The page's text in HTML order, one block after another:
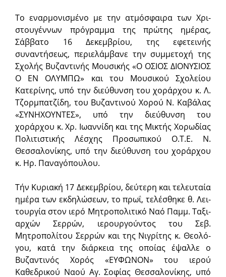
Το ε­ναρ­μο­νι­σμέ­νο με την α­τμό­σφαι­ρα των Χρι­
στου­γέν­νων πρό­γραμ­μα της πρώτης ημέρας,
Σάββατο 16 Δεκεμβρίου, της εφετεινής
συναντήσεως, πε­ρι­ε­λάμ­βα­νε την συμ­με­τοχή της
Σχολής Βυζαντινής Μουσικής «Ο ΟΣΙΟΣ ΔΙΟΝΥΣΙΟΣ
Ο ΕΝ ΟΛΥΜΠΩ» και του Μουσικού Σχολείου
Κατερίνης, υπό την διεύθυνση του χοράρχου κ. Λ.
Τζορμπατζίδη, του Βυζαντινού Χορού Ν. Καβάλας
«ΣΥΝΗΧΟΥΝΤΕΣ», υπό την διεύθυνση του
χοράρχου κ. Χρ. Ιωαννίδη και της Μικτής Χορωδίας
Πολιτιστικής Λέσχης Προσωπικού Ο.Τ.Ε. Ν.
Θεσσαλονίκης, υπό την διεύθυνση του χοράρχου
κ. Ηρ. Παναγόπουλου.
Τήν Κυ­ρι­α­κή 17 Δε­κεμ­βρί­ου, δεύ­τε­ρη και τε­λευ­ταί­α
η­μέ­ρα των εκ­δη­λώ­σε­ων, το πρωΐ, τε­λέ­σθηκε θ. Λει­
τουρ­γί­α στον ι­ε­ρό Μη­τρο­πο­λι­τι­κό Ναό Παμμ. Τα­ξι­
αρ­χών Σερ­ρών, ι­ε­ρουρ­γούν­τος του Σεβ.
Μητροπολίτου Σερρών και της Νιγρίτης κ. Θε­ο­λό­
γου, κατά την διάρκεια της οποίας έψαλλε ο
Βυζαντινός Χορός «ΕΥΦΩΝΟΝ» του ιερού
Καθεδρικού Ναού Αγ. Σοφίας Θεσσαλονίκης, υπό